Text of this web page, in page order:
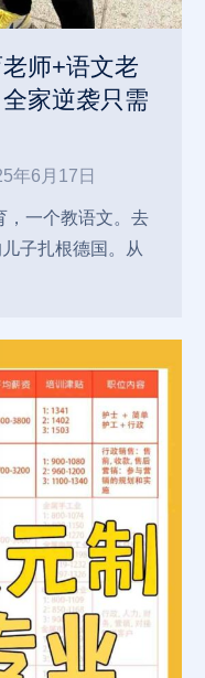
师+语文老
家逆袭只需
年6月17日
，一个教语文。去
子扎根德国。从